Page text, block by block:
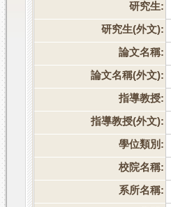
研究生:
研究生(外文):
論文名稱:
論文名稱(外文):
指導教授:
指導教授(外文):
學位類別:
校院名稱:
系所名稱: